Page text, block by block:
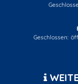
Klicken,
Klicken, um
Geschlossen: